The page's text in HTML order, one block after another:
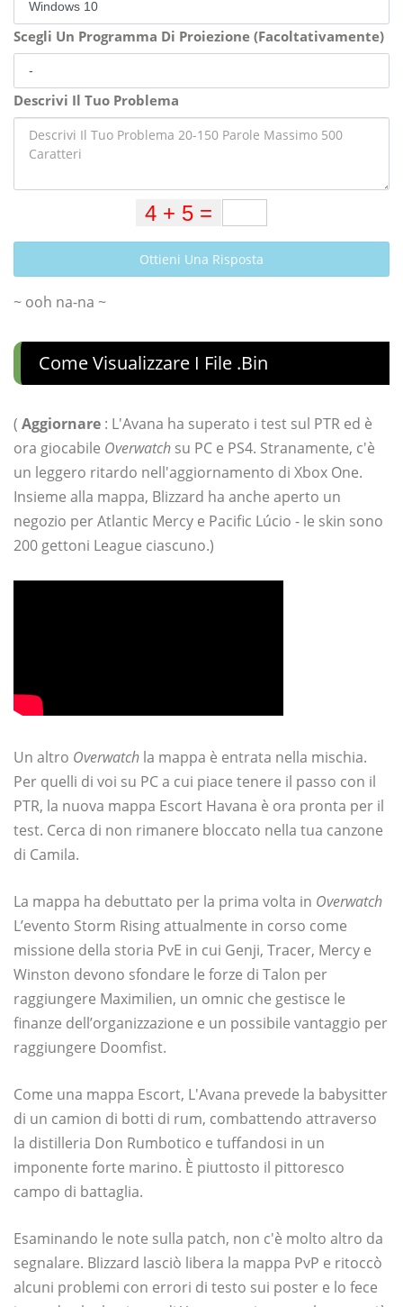
Scegli Un Programma Di Proiezione (Facoltativamente)
Descrivi Il Tuo Problema
Ottieni Una Risposta
~ ooh na-na ~
Come Visualizzare I File .bin
( Aggiornare : L'Avana ha superato i test sul PTR ed è
ora giocabile Overwatch su PC e PS4. Stranamente, c'è
un leggero ritardo nell'aggiornamento di Xbox One.
Insieme alla mappa, Blizzard ha anche aperto un
negozio per Atlantic Mercy e Pacific Lúcio - le skin sono
200 gettoni League ciascuno.)
Un altro Overwatch la mappa è entrata nella mischia.
Per quelli di voi su PC a cui piace tenere il passo con il
PTR, la nuova mappa Escort Havana è ora pronta per il
test. Cerca di non rimanere bloccato nella tua canzone
di Camila.
La mappa ha debuttato per la prima volta in Overwatch
L’evento Storm Rising attualmente in corso come
missione della storia PvE in cui Genji, Tracer, Mercy e
Winston devono sfondare le forze di Talon per
raggiungere Maximilien, un omnic che gestisce le
finanze dell’organizzazione e un possibile vantaggio per
raggiungere Doomfist.
Come una mappa Escort, L'Avana prevede la babysitter
di un camion di botti di rum, combattendo attraverso
la distilleria Don Rumbotico e tuffandosi in un
imponente forte marino. È piuttosto il pittoresco
campo di battaglia.
Esaminando le note sulla patch, non c'è molto altro da
segnalare. Blizzard lasciò libera la mappa PvP e ritoccò
alcuni problemi con errori di testo sui poster e lo fece